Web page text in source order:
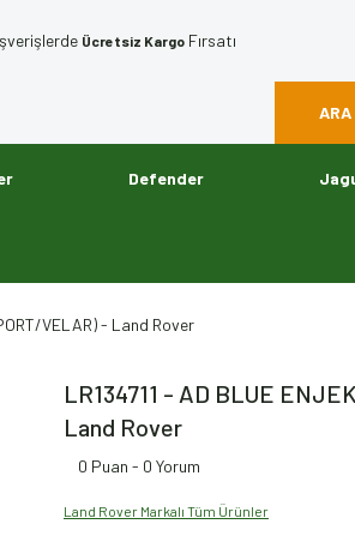
Ücretsiz Kargo Fırsatı
ARA
Defender
VELAR) - Land Rover
LR134711 - AD BLUE
Land Rover
0 Puan - 0 Yorum
Land Rover Markalı Tüm Ürünler